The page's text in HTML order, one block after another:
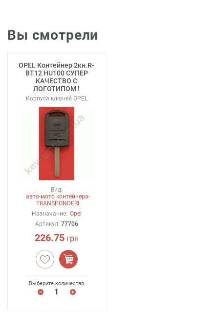
Вы смотрели
OPEL Контейнер 2кн.R-
BT12 HU100 СУПЕР
КАЧЕСТВО С
ЛОГОТИПОМ !
Корпуса ключей OPEL
Вид:
авто-мото контейнера-
TRANSPONDERI
Назначание: Opel
Артикул: 77706
226.75грн
Выберите количество